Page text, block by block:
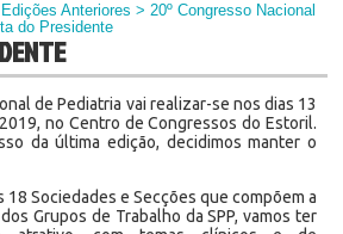
Anteriores >20º Congresso Nacional
do Presidente
de Pediatria vai realizar-se nos dias 13
no Centro de Congressos do Estoril.
da última edição, decidimos manter o
18 Sociedades e Secções que compõem a
Grupos de Trabalho da SPP, vamos ter